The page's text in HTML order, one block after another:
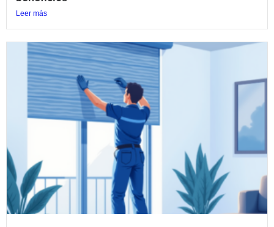
Leer más